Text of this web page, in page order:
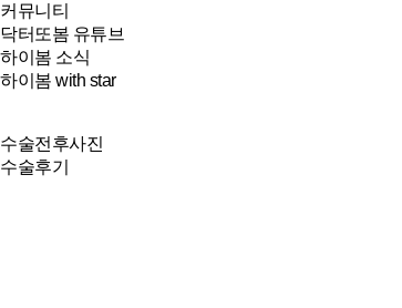
커뮤니티
닥터또봄 유튜브
하이봄 소식
하이봄 with star
수술전후사진
수술후기